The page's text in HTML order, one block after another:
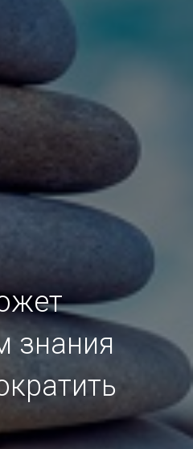
знания